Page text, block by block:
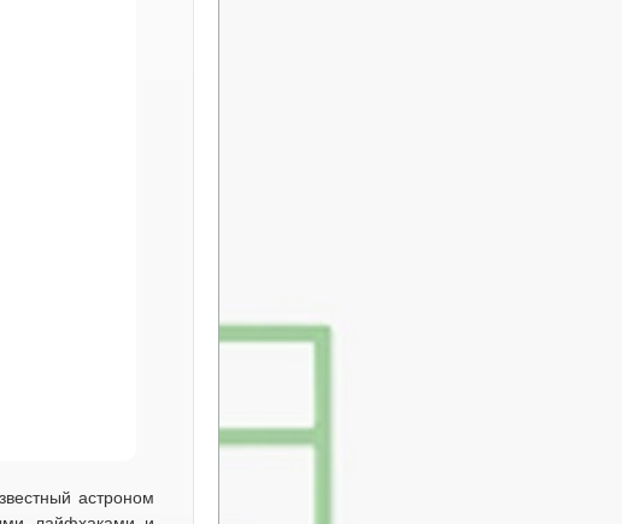
астроном